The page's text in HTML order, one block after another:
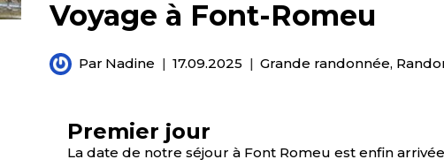
Voyage à Font-Romeu
Par Nadine 17.09.2025 Grande randonnée,
Premier jour
La date de notre séjour à Font Romeu est enfin